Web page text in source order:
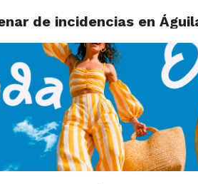
de incidencias en